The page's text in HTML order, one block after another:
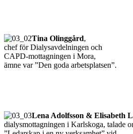
Tina Olinggård,
chef för Dialysavdelningen och
CAPD-mottagningen i Mora,
ämne var ”Den goda arbetsplatsen”.
Lena Adolfsson & Elisabeth
dialysmottagningen i Karlskoga, talade